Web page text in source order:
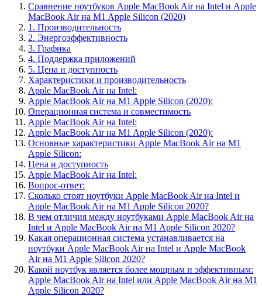
Сравнение ноутбуков Apple MacBook Air на Intel и Apple
MacBook Air на M1 Apple Silicon (2020)
1. Производительность
2. Энергоэффективность
3. Графика
4. Поддержка приложений
5. Цена и доступность
Характеристики и производительность
Apple MacBook Air на Intel:
Apple MacBook Air на M1 Apple Silicon (2020):
Операционная система и совместимость
Apple MacBook Air на Intel:
Apple MacBook Air на M1 Apple Silicon (2020):
Основные характеристики Apple MacBook Air на M1
Apple Silicon:
Цена и доступность
Apple MacBook Air на Intel:
Вопрос-ответ:
Сколько стоят ноутбуки Apple MacBook Air на Intel и
Apple MacBook Air на M1 Apple Silicon 2020?
В чем отличия между ноутбуками Apple MacBook Air на
Intel и Apple MacBook Air на M1 Apple Silicon 2020?
Какая операционная система устанавливается на
ноутбуки Apple MacBook Air на Intel и Apple MacBook
Air на M1 Apple Silicon 2020?
Какой ноутбук является более мощным и эффективным:
Apple MacBook Air на Intel или Apple MacBook Air на M1
Apple Silicon 2020?